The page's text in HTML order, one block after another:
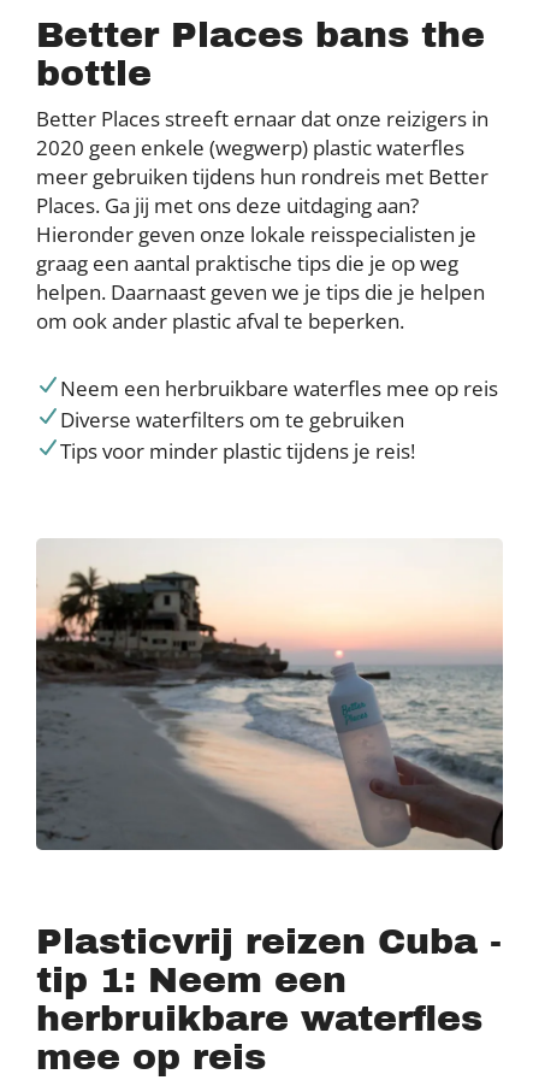
Better Places bans the
bottle
Better Places streeft ernaar dat onze reizigers in
2020 geen enkele (wegwerp) plastic waterfles
meer gebruiken tijdens hun rondreis met Better
Places. Ga jij met ons deze uitdaging aan?
Hieronder geven onze lokale reisspecialisten je
graag een aantal praktische tips die je op weg
helpen. Daarnaast geven we je tips die je helpen
om ook ander plastic afval te beperken.
Neem een herbruikbare waterfles mee op reis
Diverse waterfilters om te gebruiken
Tips voor minder plastic tijdens je reis!
Plasticvrij reizen Cuba -
tip 1: Neem een
herbruikbare waterfles
mee op reis